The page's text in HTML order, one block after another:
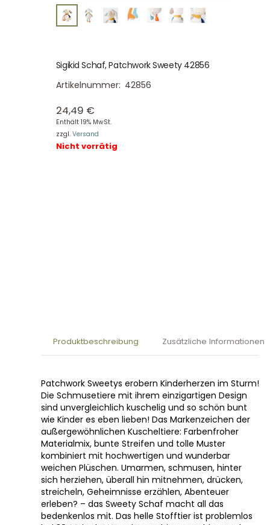
Sigikid Schaf, Patchwork Sweety 42856
Artikelnummer: 42856
24,49 €
Enthält 19% MwSt.
zzgl. Versand
Nicht vorrätig
Produktbeschreibung Zusätzliche Informationen
Patchwork Sweetys erobern Kinderherzen im Sturm!
Die Schmusetiere mit ihrem einzigartigen Design
sind unvergleichlich kuschelig und so schön bunt
wie Kinder es eben lieben! Das Markenzeichen der
außergewöhnlichen Kuscheltiere: Farbenfroher
Materialmix, bunte Streifen und tolle Muster
kombiniert mit hochwertigen und wunderbar
weichen Plüschen. Umarmen, schmusen, hinter
sich herziehen, überall hin mitnehmen, drücken,
streicheln, Geheimnisse erzählen, Abenteuer
erleben? – das Sweety Schaf macht all das
bedenkenlos mit. Das helle Stofftier ist problemlos